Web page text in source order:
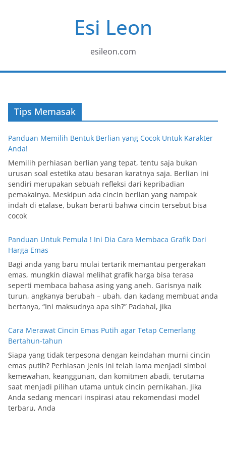
Esi Leon
esileon.com
Tips Memasak
Panduan Memilih Bentuk Berlian yang Cocok Untuk Karakter
Anda!
Memilih perhiasan berlian yang tepat, tentu saja bukan
urusan soal estetika atau besaran karatnya saja. Berlian ini
sendiri merupakan sebuah refleksi dari kepribadian
pemakainya. Meskipun ada cincin berlian yang nampak
indah di etalase, bukan berarti bahwa cincin tersebut bisa
cocok
Panduan Untuk Pemula ! Ini Dia Cara Membaca Grafik Dari
Harga Emas
Bagi anda yang baru mulai tertarik memantau pergerakan
emas, mungkin diawal melihat grafik harga bisa terasa
seperti membaca bahasa asing yang aneh. Garisnya naik
turun, angkanya berubah – ubah, dan kadang membuat anda
bertanya, “Ini maksudnya apa sih?” Padahal, jika
Cara Merawat Cincin Emas Putih agar Tetap Cemerlang
Bertahun-tahun
Siapa yang tidak terpesona dengan keindahan murni cincin
emas putih? Perhiasan jenis ini telah lama menjadi simbol
kemewahan, keanggunan, dan komitmen abadi, terutama
saat menjadi pilihan utama untuk cincin pernikahan. Jika
Anda sedang mencari inspirasi atau rekomendasi model
terbaru, Anda